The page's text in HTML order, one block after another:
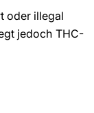
oder illegal
jedoch THC-